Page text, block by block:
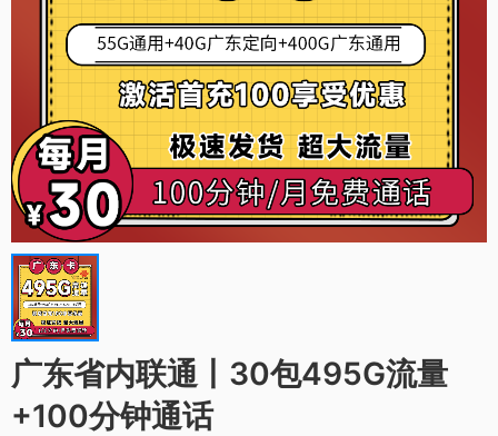
广东省内联通丨30包495G流量
+100分钟通话